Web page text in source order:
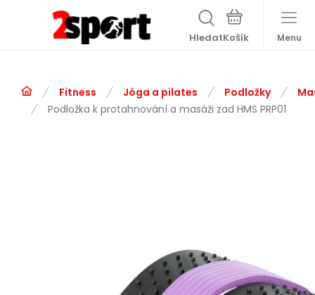
Hledat Menu
Fitness Jóga a pilates Podložky
Podložka k protahnování a masáži zad HMS PRP01